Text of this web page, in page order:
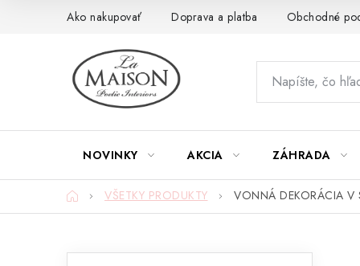
Ako nakupovať Doprava a platba Obchodné
NOVINKY AKCIA ZÁHRADA
DomovVŠETKY PRODUKTY VONNÁ DEKORÁCIA V